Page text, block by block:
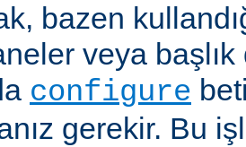
bazen
veya başlık
configure
gerekir. Bu